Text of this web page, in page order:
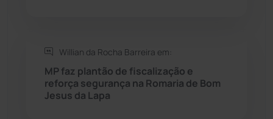
Seabra
Sebastião Laranjeiras
Willian da Rocha Barreira em:
MP faz plantão de fiscalização e
reforça segurança na Romaria de Bom
Jesus da Lapa